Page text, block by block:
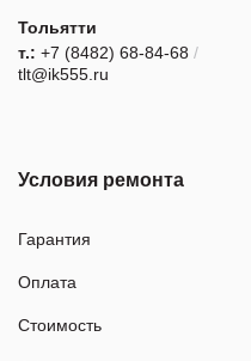
Тольятти
т.: +7 (8482) 68-84-68 /
tlt@ik555.ru
Условия ремонта
Гарантия
Оплата
Стоимость